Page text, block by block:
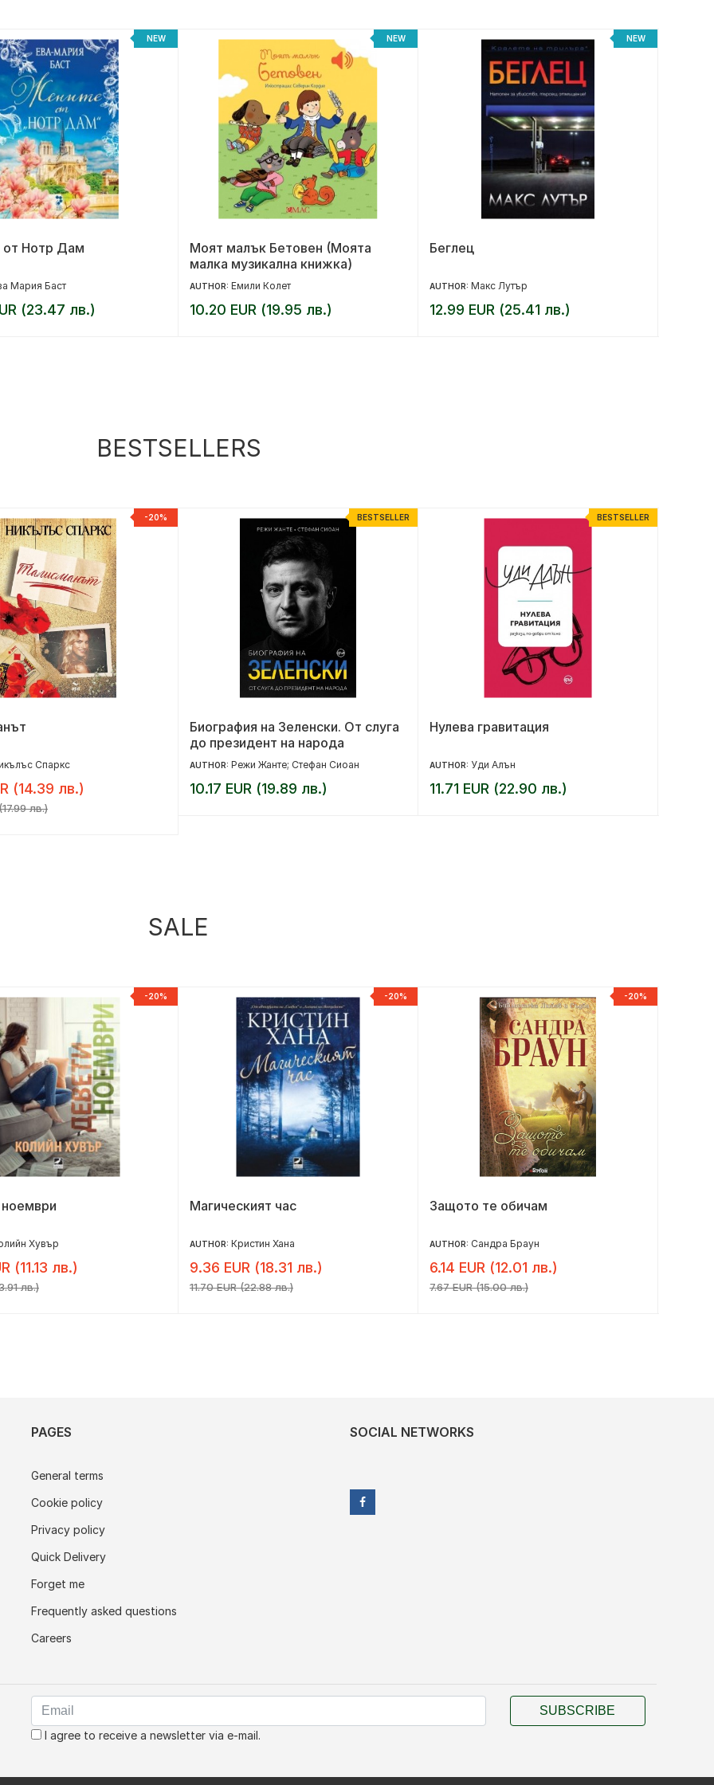
NEW
Нотр Дам
Мария Баст
(23.47 лв.)
NEW
Моят малък Бетовен (Моята
малка музикална книжка)
AUTHOR: Емили Колет
10.20 EUR (19.95 лв.)
NEW
Беглец
AUTHOR: Макс Лутър
12.99 EUR (25.41 лв.)
BESTSELLERS
-20%
Спаркс
(14.39 лв.)
лв.)
BESTSELLER
Биография на Зеленски. От слуга
до президент на народа
AUTHOR: Режи Жанте; Стефан Сиоан
10.17 EUR (19.89 лв.)
BESTSELLER
Нулева гравитация
AUTHOR: Уди Алън
11.71 EUR (22.90 лв.)
SALE
-20%
Хувър
(11.13 лв.)
лв.)
-20%
Магическият час
AUTHOR: Кристин Хана
9.36 EUR (18.31 лв.)
11.70 EUR (22.88 лв.)
-20%
Защото те обичам
AUTHOR: Сандра Браун
6.14 EUR (12.01 лв.)
7.67 EUR (15.00 лв.)
PAGES
General terms
Cookie policy
Privacy policy
Quick Delivery
Forget me
Frequently asked questions
Careers
SOCIAL NETWORKS
I agree to receive a newsletter via e-mail.
SUBSCRIBE